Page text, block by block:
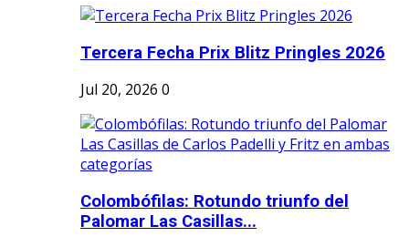
Tercera Fecha Prix Blitz Pringles 2026
Jul 20, 2026 0
Colombófilas: Rotundo triunfo del
Palomar Las Casillas...